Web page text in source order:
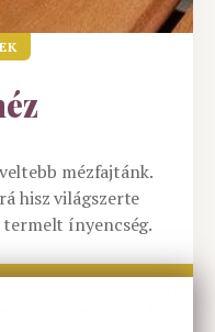
mézfajtánk.
hisz világszerte
ínyencség.